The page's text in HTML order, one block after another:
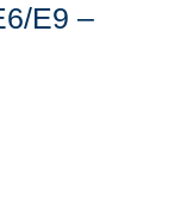
E9 –